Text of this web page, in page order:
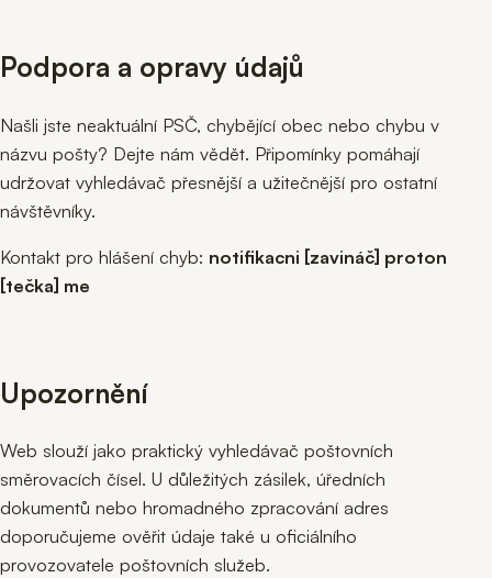
Podpora a opravy údajů
Našli jste neaktuální PSČ, chybějící obec nebo chybu v
názvu pošty? Dejte nám vědět. Připomínky pomáhají
udržovat vyhledávač přesnější a užitečnější pro ostatní
návštěvníky.
Kontakt pro hlášení chyb: notifikacni [zavináč] proton
[tečka] me
Upozornění
Web slouží jako praktický vyhledávač poštovních
směrovacích čísel. U důležitých zásilek, úředních
dokumentů nebo hromadného zpracování adres
doporučujeme ověřit údaje také u oficiálního
provozovatele poštovních služeb.